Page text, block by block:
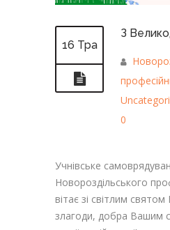
16 Тра
З
0
Учнівське
Новороздільського
вітає зі світлим
злагоди, добра Вашим